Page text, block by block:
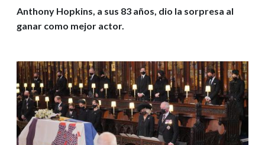
Anthony Hopkins, a sus 83 años, dio la sorpresa al
ganar como mejor actor.